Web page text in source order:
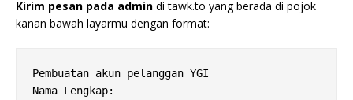
Kirim pesan pada admin di tawk.to yang berada di pojok
kanan bawah layarmu dengan format:
Pembuatan akun pelanggan YGI